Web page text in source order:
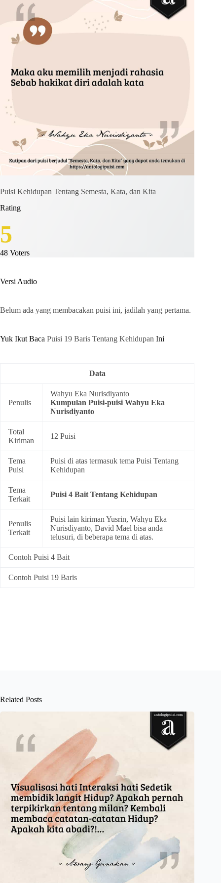
Kirim Komentar
Puisi Kehidupan Tentang Semesta, Kata, dan Kita
Rating
5
48 Voters
Versi Audio
Belum ada yang membacakan puisi ini, jadilah yang pertama.
Yuk Ikut Baca Puisi 19 Baris Tentang Kehidupan Ini
Data
Penulis
Wahyu Eka Nurisdiyanto
Kumpulan Puisi-puisi Wahyu Eka
Nurisdiyanto
Total
Kiriman
12 Puisi
Tema
Puisi
Puisi di atas termasuk tema Puisi Tentang
Kehidupan
Tema
Terkait
Puisi 4 Bait Tentang Kehidupan
Penulis
Terkait
Puisi lain kiriman Yusrin, Wahyu Eka
Nurisdiyanto, David Mael bisa anda
telusuri, di beberapa tema di atas.
Contoh Puisi 4 Bait
Contoh Puisi 19 Baris
Related Posts